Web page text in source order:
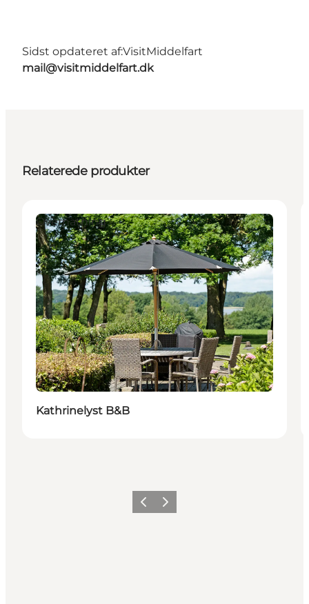
Sidst opdateret af:VisitMiddelfart
mail@visitmiddelfart.dk
Relaterede produkter
Overnatning
Kathrinelyst B&B
ForrigeNæste